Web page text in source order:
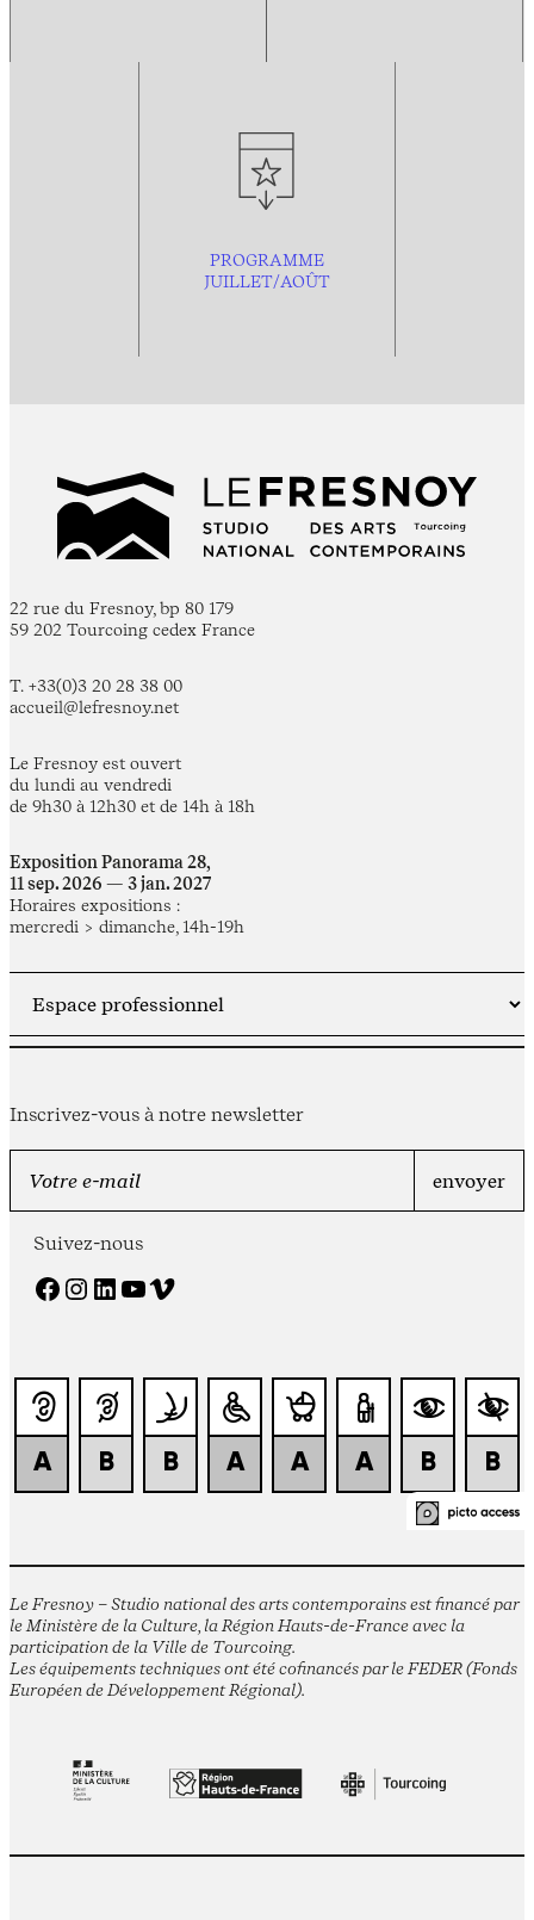
PROGRAMME
JUILLET/AOÛT
22 rue du Fresnoy, bp 80 179
59 202 Tourcoing cedex France
T. +33(0)3 20 28 38 00
accueil@lefresnoy.net
Le Fresnoy est ouvert
du lundi au vendredi
de 9h30 à 12h30 et de 14h à 18h
Exposition Panorama 28,
11 sep. 2026 — 3 jan. 2027
Horaires expositions :
mercredi > dimanche, 14h-19h
Inscrivez-vous à notre newsletter
Suivez-nous
Facebook Instagram LinkedIn YouTube Vimeo
Le Fresnoy – Studio national des arts contemporains est financé par
le Ministère de la Culture, la Région Hauts-de-France avec la
participation de la Ville de Tourcoing.
Les équipements techniques ont été cofinancés par le FEDER (Fonds
Européen de Développement Régional).